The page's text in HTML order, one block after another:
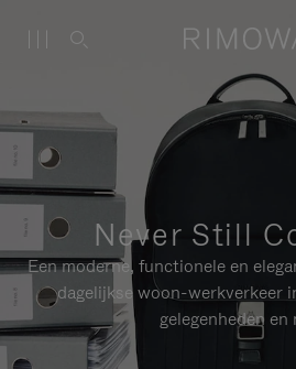
Never Still
Een moderne, functionele en
dagelijkse woon-werkverkeer
gelegenheden en